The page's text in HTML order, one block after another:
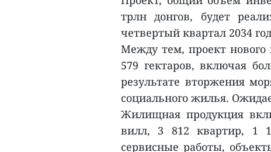
трлн донгов, будет
четвертый квартал 2034
Между тем, проект нового
579 гектаров, включая
результате вторжения
социального жилья.
Жилищная продукция
вилл, 3 812 квартир, 1
сервисные работы,